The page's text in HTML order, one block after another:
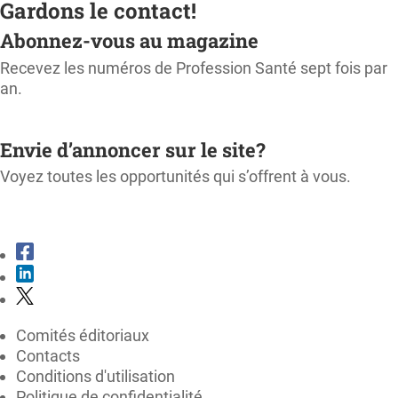
Gardons le contact!
Abonnez-vous au magazine
Recevez les numéros de Profession Santé sept fois par
an.
Envie d’annoncer sur le site?
Voyez toutes les opportunités qui s’offrent à vous.
Comités éditoriaux
Contacts
Conditions d'utilisation